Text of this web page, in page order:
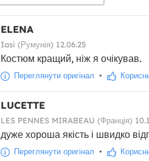
ELENA
Iasi (Румунія) 12.06.25
Костюм кращий, ніж я очікував.
Переглянути оригінал •
LUCETTE
LES PENNES MIRABEAU (Франція)
дуже хороша якість і швидко
Переглянути оригінал •